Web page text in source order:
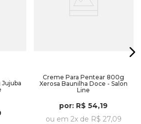
Creme Para Pentear 800g
Xerosa Baunilha Doce - Salon
Line
por: R$ 54,19
ou em 2x de R$ 27,09